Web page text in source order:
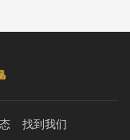
找到我们